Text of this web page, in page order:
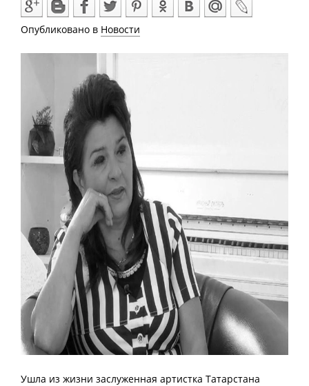
Опубликовано в Новости
Ушла из жизни заслуженная артистка Татарстана